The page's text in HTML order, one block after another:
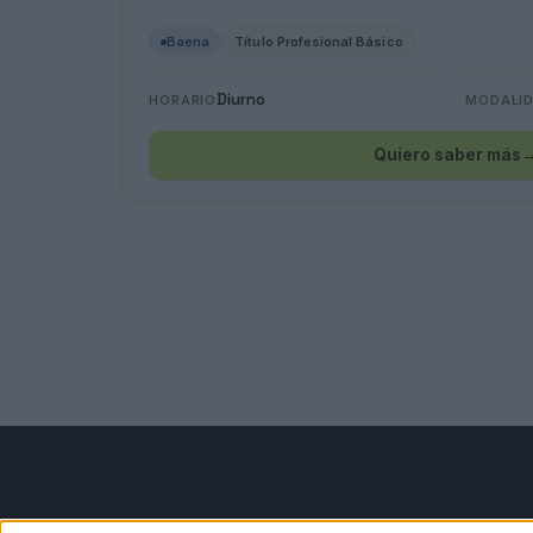
Baena Título Profesional Básico
HORARIO Diurno
Quiero saber más →